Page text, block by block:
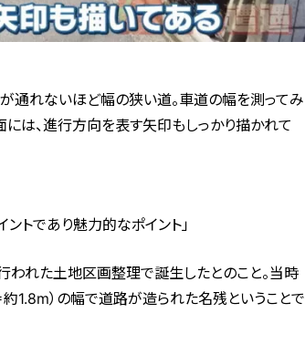
通れないほど幅の狭い道。車道の幅を測ってみ
は、進行方向を表す矢印もしっかり描かれて
トであり魅力的なポイント」
われた土地区画整理で誕生したとのこと。当時
1.8m）の幅で道路が造られた名残ということで